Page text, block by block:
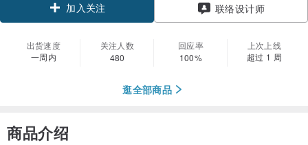
加入关注 联络设计师
出货速度
一周内
关注人数
480
回应率
100%
上次上线
超过 1 周
逛全部商品
商品介绍